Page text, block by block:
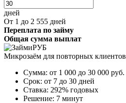
дней
От 1 до 2 555 дней
Переплата по займу
Общая сумма выплат
Микрозаём для повторных клиентов
Сумма: от 1 000 до 30 000 руб.
Срок: от 7 до 30 дней
Ставка: 292% годовых
Решение: 7 минут